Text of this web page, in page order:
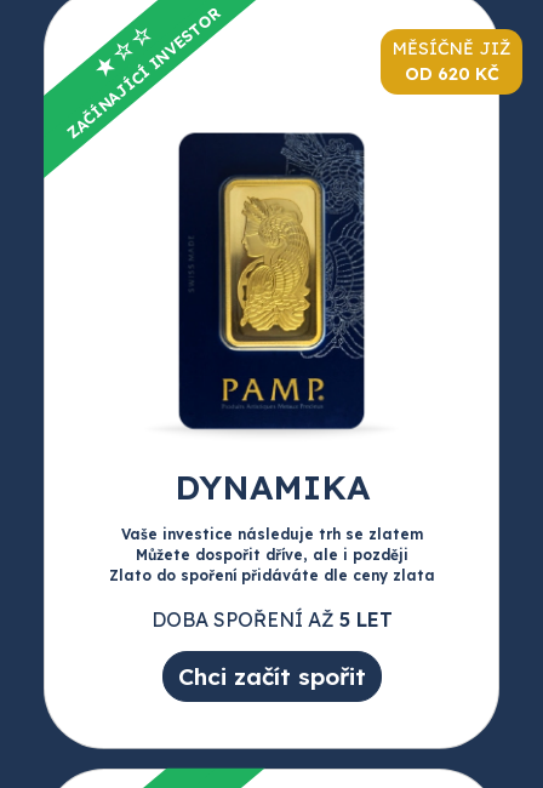
MĚSÍČNĚ JIŽ
OD 620 KČ
★☆☆
ZAČÍNAJÍCÍ INVESTOR
DYNAMIKA
Vaše investice následuje trh se zlatem
Můžete dospořit dříve, ale i později
Zlato do spoření přidáváte dle ceny zlata
DOBA SPOŘENÍ AŽ 5 LET
Chci začít spořit